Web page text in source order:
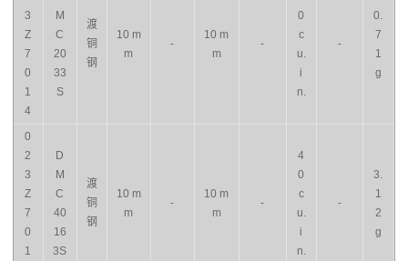
3
Z
7
0
1
4
M
C
20
33
S
渡
铜
钢
10 m
m
-
10 m
m
-
0
c
u.
i
n.
-
0.
7
1
g
0
2
3
Z
7
0
1
D
M
C
40
16
3S
渡
铜
钢
10 m
m
-
10 m
m
-
4
0
c
u.
i
n.
-
3.
1
2
g